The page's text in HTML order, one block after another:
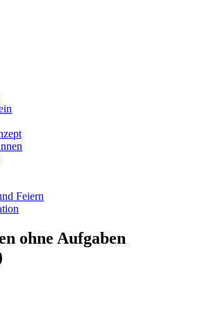
Feiern
ohne Aufgaben